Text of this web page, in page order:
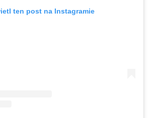
ten post na Instagramie